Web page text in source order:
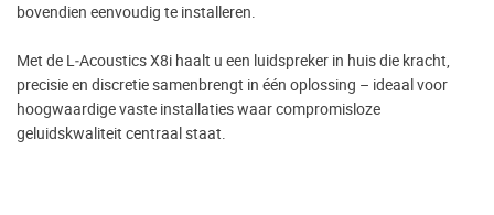
bovendien eenvoudig te installeren.
Met de L‑Acoustics X8i haalt u een luidspreker in huis die kracht,
precisie en discretie samenbrengt in één oplossing – ideaal voor
hoogwaardige vaste installaties waar compromisloze
geluidskwaliteit centraal staat.